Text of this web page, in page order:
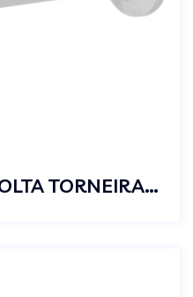
1159 C59 1/4 DE VOLTA TORNEIRA FIXA PAREDE LONGA ABS CROMADA